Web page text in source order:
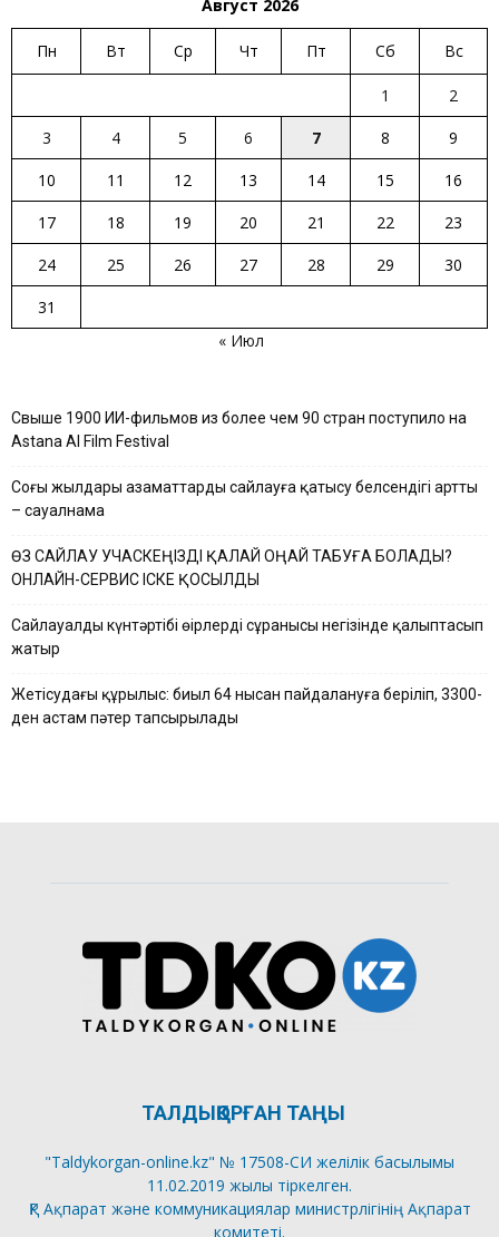
Август 2026
Пн Вт Ср Чт Пт Сб Вс
1
2
3
4 5 6 7 8
9
10
11 12 13 14 15
16
17
18 19 20 21 22
23
24
25 26 27 28 29
30
31
« Июл
Свыше 1900 ИИ-фильмов из более чем 90 стран поступило на
Astana AI Film Festival
Соңғы жылдары азаматтардың сайлауға қатысу белсендігі артты
– сауалнама
ӨЗ САЙЛАУ УЧАСКЕҢІЗДІ ҚАЛАЙ ОҢАЙ ТАБУҒА БОЛАДЫ?
ОНЛАЙН-СЕРВИС ІСКЕ ҚОСЫЛДЫ
Сайлауалды күнтәртібі өңірлердің сұранысы негізінде қалыптасып
жатыр
Жетісудағы құрылыс: биыл 64 нысан пайдалануға беріліп, 3300-
ден астам пәтер тапсырылады
ТАЛДЫҚОРҒАН ТАҢЫ
"Taldykorgan-online.kz" № 17508-СИ желілік басылымы
11.02.2019 жылы тіркелген.
ҚР Ақпарат және коммуникациялар министрлігінің Ақпарат
комитеті.